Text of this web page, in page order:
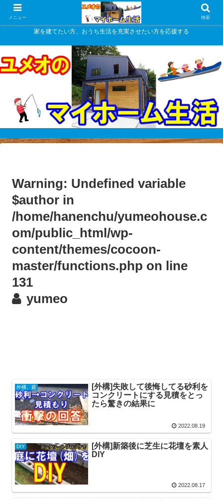
家を建てたい方、おうち生活を充実させたい方を応援する
Warning: Undefined variable
$author in
/home/hanenchu/yumeohouse.c
om/public_html/wp-
content/themes/cocoon-
master/functions.php on line
131
yumeo
外構、庭
[外構]失敗して後悔してる砂利を
コンクリートにする見積をとっ
たら驚きの結果に
2022.08.19
DIY
[外構]新築後に芝生に花壇を素人
DIY
2022.08.17
メニュー 検索